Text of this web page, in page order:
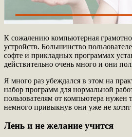
К сожалению компьютерная
устройств. Большинство
софте и прикладных программах
действительно очень много и они
Я много раз убеждался в этом на
набор программ для нормальной
пользователям от компьютера
немного привыкнув они уже не хотят
Лень и не желание учится